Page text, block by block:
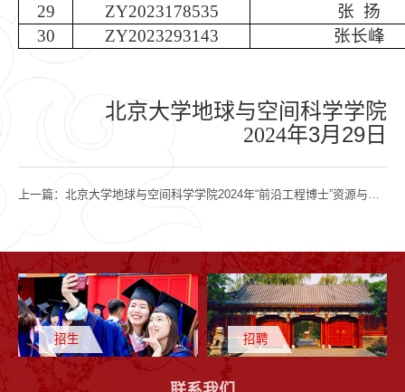
29
ZY2023178535 张 扬
30
ZY2023293143 张长峰
北京大学地球与空间科学学院
2024年3月 29 日
上一篇： 北京大学地球与空间科学学院2024年“前沿工程博士”资源与环境类别招生拟录取公示名单
招生 招聘